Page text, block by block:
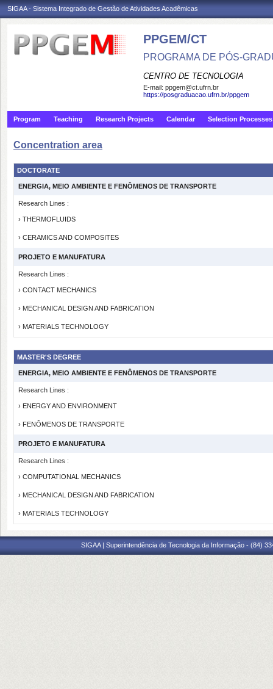
SIGAA - Sistema Integrado de Gestão de Atividades Acadêmicas
PPGEM/CT
PROGRAMA DE PÓS-
CENTRO DE TECNOLOGIA
E-mail: ppgem@ct.ufrn.br
https://posgraduacao.ufrn.br/ppgem
Program Teaching Research Projects Calendar Selection Processes
Concentration area
DOCTORATE
ENERGIA, MEIO AMBIENTE E FENÔMENOS DE TRANSPORTE
Research Lines :
› THERMOFLUIDS
› CERAMICS AND COMPOSITES
PROJETO E MANUFATURA
Research Lines :
› CONTACT MECHANICS
› MECHANICAL DESIGN AND FABRICATION
› MATERIALS TECHNOLOGY
MASTER'S DEGREE
ENERGIA, MEIO AMBIENTE E FENÔMENOS DE TRANSPORTE
Research Lines :
› ENERGY AND ENVIRONMENT
› FENÔMENOS DE TRANSPORTE
PROJETO E MANUFATURA
Research Lines :
› COMPUTATIONAL MECHANICS
› MECHANICAL DESIGN AND FABRICATION
› MATERIALS TECHNOLOGY
SIGAA | Superintendência de Tecnologia da Informação - (84)